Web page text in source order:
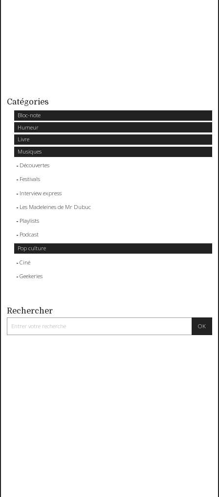
Catégories
Bloc-note
Humeur
Livre
Musiques
Découvertes
Festivals
Interview express
Les Madeleines de Mr Dubuc
Playlists
Podcast
Pop culture
Ciné
Geekeries
Rechercher